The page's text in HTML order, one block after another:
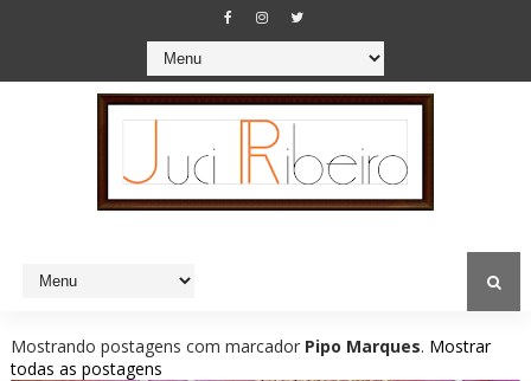
Mostrando postagens com marcador Pipo Marques. Mostrar
todas as postagens